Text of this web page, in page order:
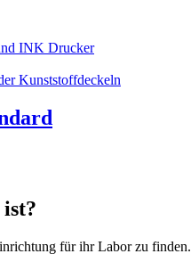
INK Drucker
Kunststoffdeckeln
für ihr Labor zu finden.